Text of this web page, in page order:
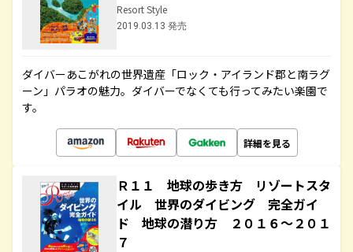
Resort Style
2019.03.13 発売
ダイバーあこがれの世界遺産「ロック・アイランド郡と南ラグ
ーン」パラオの魅力。ダイバーでなくても行ってみたい楽園で
す。
詳細を見る
Ｒ１１ 地球の歩き方 リゾートスタ
イル 世界のダイビング 完全ガイ
ド 地球の潜り方 ２０１６～２０１
７